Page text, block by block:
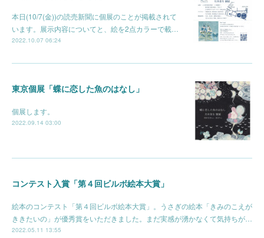
本日(10/7(金))の読売新聞に個展のことが掲載されて
います。展示内容についてと、絵を2点カラーで載…
2022.10.07 06:24
東京個展「蝶に恋した魚のはなし」
個展します。
2022.09.14 03:00
コンテスト入賞「第４回ビルボ絵本大賞」
絵本のコンテスト「第４回ビルボ絵本大賞」。うさぎの絵本「きみのこえが
ききたいの」が優秀賞をいただきました。まだ実感が湧かなくて気持ちが…
2022.05.11 13:55